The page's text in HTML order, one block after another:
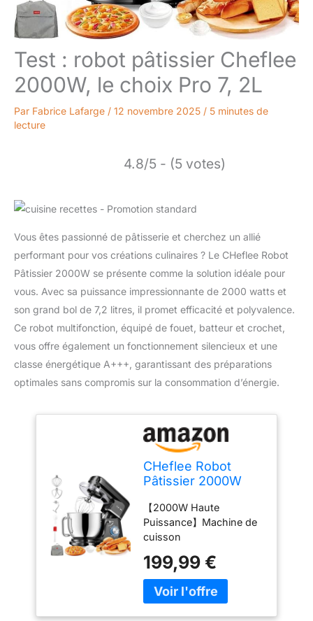
Test : robot pâtissier Cheflee
2000W, le choix Pro 7, 2L
Par Fabrice Lafarge / 12 novembre 2025 / 5 minutes de
lecture
4.8/5 - (5 votes)
Vous êtes passionné de pâtisserie et cherchez un allié
performant pour vos créations culinaires ? Le CHeflee Robot
Pâtissier 2000W se présente comme la solution idéale pour
vous. Avec sa puissance impressionnante de 2000 watts et
son grand bol de 7,2 litres, il promet efficacité et polyvalence.
Ce robot multifonction, équipé de fouet, batteur et crochet,
vous offre également un fonctionnement silencieux et une
classe énergétique A+++, garantissant des préparations
optimales sans compromis sur la consommation d’énergie.
CHeflee Robot
Pâtissier 2000W
L Bol d'Acier
Inoxydable,6
Vitesses avec
Fonction Pulse avec
Fouet Crochet
Pétrisseur et
Batteur,Housse
anti-Poussière
【2000W Haute
Puissance】Machine de
cuisson
CHeflee, forte puissance
de 2000W, efficacité de
pétrissage élevée,
199,99 €